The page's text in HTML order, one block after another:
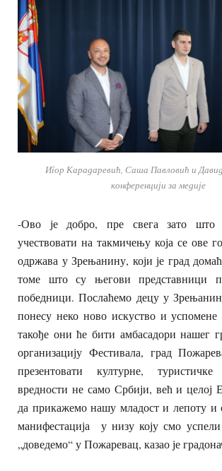
Игор Карадаревић, Саша Павловић и
конференцији за медије
-Ово је добро, пре свега зато
учествовати на такмичењу која се ове
одржава у Зрењанину, који је град
томе што су његови представници
победници. Послаћемо децу у
понесу неко ново искуство и успомене
такође они ће бити амбасадори нашег
организацију Фестивала, град
презентовати културне,
вредности не само Србији, већ и
да прикажемо нашу младост и лепоту и
манифестација у низу коју смо
„доведемо“ у Пожаревац, казао је